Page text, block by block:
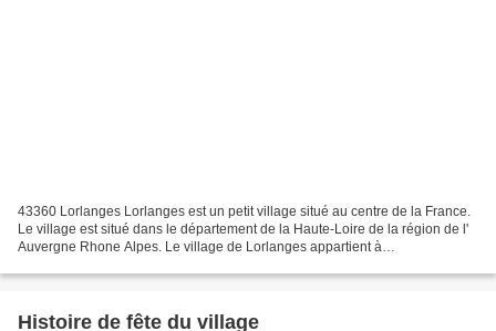
43360 Lorlanges Lorlanges est un petit village situé au centre de la France.
Le village est situé dans le département de la Haute-Loire de la région de l'
Auvergne Rhone Alpes. Le village de Lorlanges appartient à
Histoire de fête du village